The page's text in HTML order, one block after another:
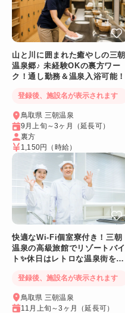
山と川に囲まれた癒やしの三朝
温泉郷♪ 未経験OKの裏方ワー
ク！通し勤務＆温泉入浴可能！
登録後、施設名が表示されます
鳥取県 三朝温泉
9月上旬～3ヶ月（延長可）
裏方
1,150円
（時給）
快適なWi-Fi個室寮付き！三朝
温泉の高級旅館でリゾートバイ
ト✨休日はレトロな温泉街をの
登録後、施設名が表示されます
鳥取県 三朝温泉
11月上旬～3ヶ月（延長可）